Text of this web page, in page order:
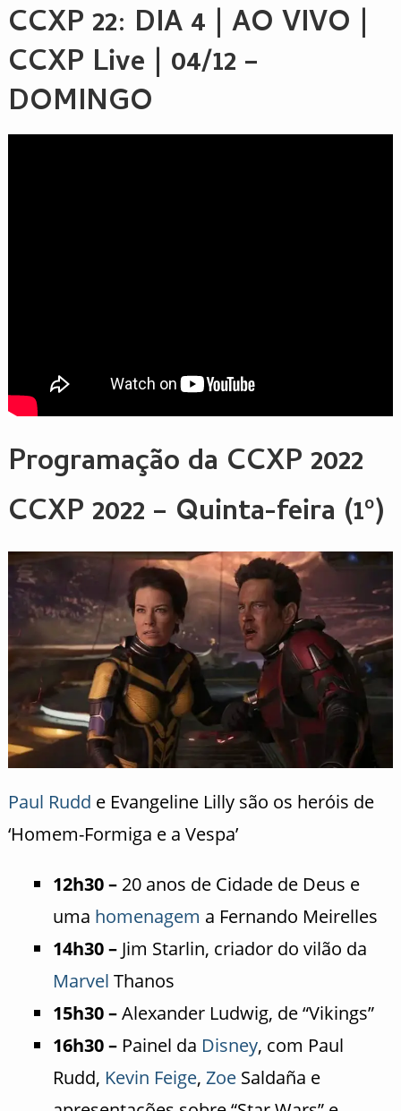
CCXP 22: DIA 4 | AO VIVO |
CCXP Live | 04/12 –
DOMINGO
Programação da CCXP 2022
CCXP 2022 – Quinta-feira (1º)
Paul Rudd e Evangeline Lilly são os heróis de
‘Homem-Formiga e a Vespa’
12h30 –20 anos de Cidade de Deus e
uma homenagem a Fernando Meirelles
14h30 – Jim Starlin, criador do vilão da
Marvel Thanos
15h30 –Alexander Ludwig, de “Vikings”
16h30 – Painel da Disney, com Paul
Rudd, Kevin Feige, ZoeSaldaña e